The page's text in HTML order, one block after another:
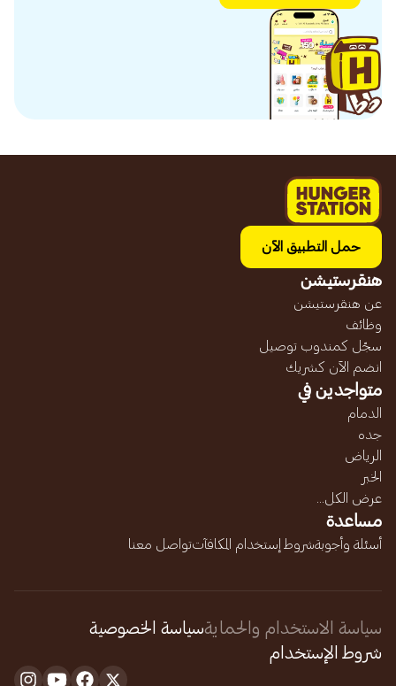
حمل التطبيق الآن
هنقرستيشن
عن هنقرستيشن
وظائف
سجّل كمندوب توصيل
انضم الآن كشريك
متواجدين في
الدمام
جده
الرياض
الخبر
عرض الكل...
مساعدة
أسئلة وأجوبةشروط إستخدام المكافآتتواصل معنا
سياسة الاستخدام والحمايةسياسة الخصوصية
شروط الإستخدام